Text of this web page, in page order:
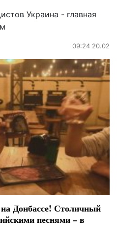
Украина - главная
09:24 20.02
Донбассе! Столичный
песнями – в